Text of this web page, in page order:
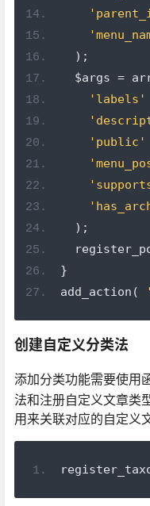
);
  $args
=
'labels'
'public'
);
}
add_action (
创建自定义分类法
添加分类功能需要使用
法和注册自定义文章类
用来关联对应的自定义